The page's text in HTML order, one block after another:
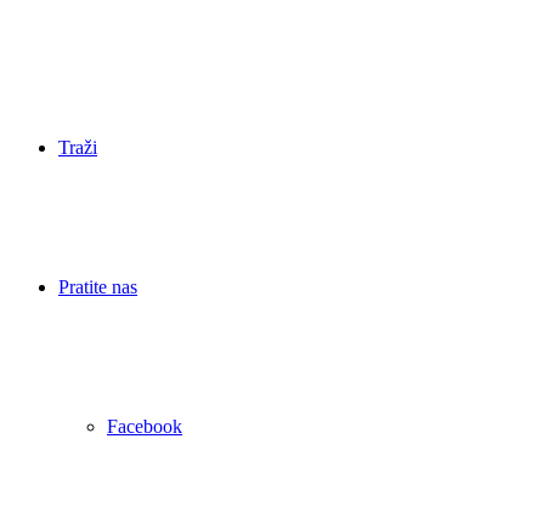
Traži
Pratite nas
Facebook